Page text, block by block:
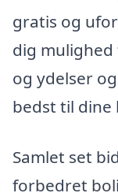
gratis og
dig
og ydelser
bedst til dine
Samlet set
forbedret